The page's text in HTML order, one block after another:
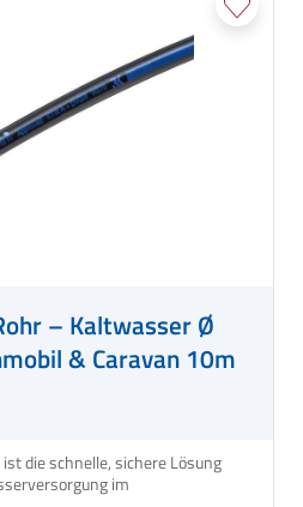
– Kaltwasser Ø
& Caravan 10m
die schnelle, sichere Lösung
im